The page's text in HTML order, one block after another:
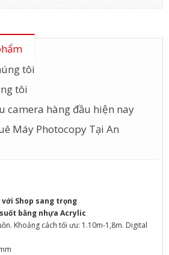
tôi
tôi
camera hàng đầu hiện nay
Máy Photocopy Tại An
với Shop sang trọng
bằng nhựa Acrylic
Khoảng cách tối ưu: 1.10m-1,8m. Digital